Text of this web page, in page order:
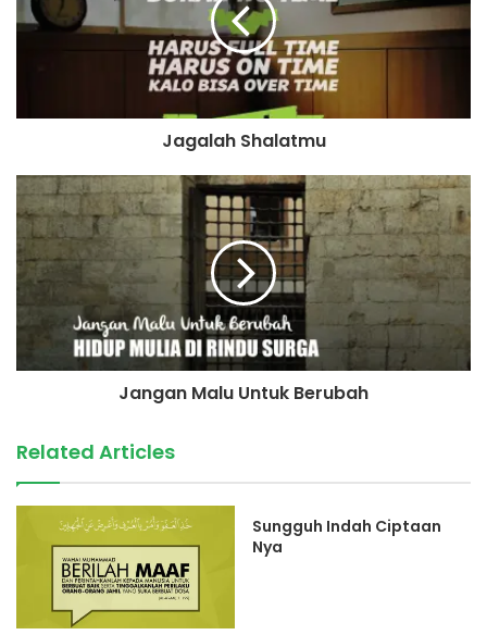
Dan berbagai hal lain yang tidak terpuji timbul di
belakangnya. Sehingga terkadang pelakunya merasa
sangat menyesal atas perbuatan yang telah dia lakukan.
Semoga bermanfaat?
Sumber: muslim.or.idJagalah Shalatmu
Jangan Malu Untuk Berubah
Related Articles
Sungguh Indah Ciptaan
Nya